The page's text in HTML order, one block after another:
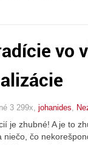
vo
3 299x, johanides
je zhubné! A je to
niečo, čo